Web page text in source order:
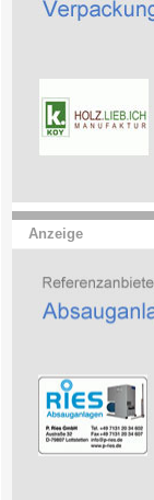
Anzeige